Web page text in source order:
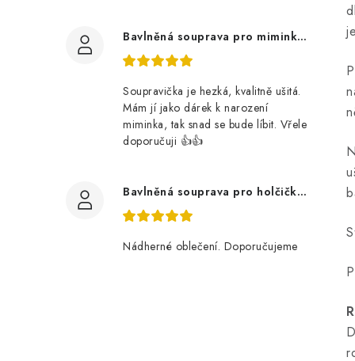
Bavlněná souprava pro miminko, zvířátka v lese
Soupravička je hezká, kvalitně ušitá.
Mám jí jako dárek k narození
miminka, tak snad se bude líbit. Vřele
doporučuji 👍👍
Bavlněná souprava pro holčičku, tmavé květy
Nádherné oblečení. Doporučujeme